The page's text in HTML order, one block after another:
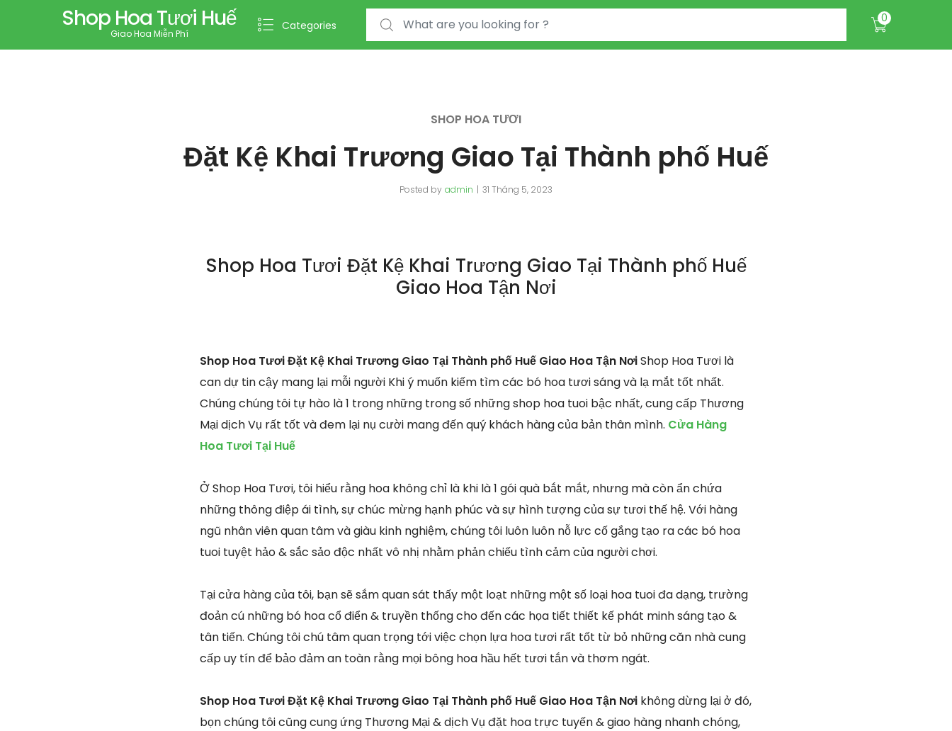
Shop Hoa Tươi Huế
Giao Hoa Miễn Phí
Categories
Search for: 0
SHOP HOA TƯƠI
Đặt Kệ Khai Trương Giao Tại Thành phố Huế
Posted by admin 31 Tháng 5, 2023
Shop Hoa Tươi Đặt Kệ Khai Trương Giao Tại Thành phố Huế
Giao Hoa Tận Nơi
Shop Hoa Tươi Đặt Kệ Khai Trương Giao Tại Thành phố Huế Giao Hoa Tận NơiShop Hoa Tươi là
can dự tin cậy mang lại mỗi người Khi ý muốn kiếm tìm các bó hoa tươi sáng và lạ mắt tốt nhất.
Chúng chúng tôi tự hào là 1 trong những trong số những shop hoa tuoi bậc nhất, cung cấp Thương
Mại dịch Vụ rất tốt và đem lại nụ cười mang đến quý khách hàng của bản thân mình. Cửa Hàng
Hoa Tươi Tại Huế
Ở Shop Hoa Tươi, tôi hiểu rằng hoa không chỉ là khi là 1 gói quà bắt mắt, nhưng mà còn ẩn chứa
những thông điệp ái tình, sự chúc mừng hạnh phúc và sự hình tượng của sự tươi thế hệ. Với hàng
ngũ nhân viên quan tâm và giàu kinh nghiệm, chúng tôi luôn luôn nỗ lực cố gắng tạo ra các bó hoa
tuoi tuyệt hảo & sắc sảo độc nhất vô nhị nhằm phản chiếu tình cảm của người chơi.
Tại cửa hàng của tôi, bạn sẽ sắm quan sát thấy một loạt những một số loại hoa tuoi đa dạng, trường
đoản cú những bó hoa cổ điển & truyền thống cho đến các họa tiết thiết kế phát minh sáng tạo &
tân tiến. Chúng tôi chú tâm quan trọng tới việc chọn lựa hoa tươi rất tốt từ bỏ những căn nhà cung
cấp uy tín để bảo đảm an toàn rằng mọi bông hoa hầu hết tươi tắn và thơm ngát.
Shop Hoa Tươi Đặt Kệ Khai Trương Giao Tại Thành phố Huế Giao Hoa Tận Nơi không dừng lại ở đó,
bọn chúng tôi cũng cung ứng Thương Mại & dịch Vụ đặt hoa trực tuyến & giao hàng nhanh chóng,